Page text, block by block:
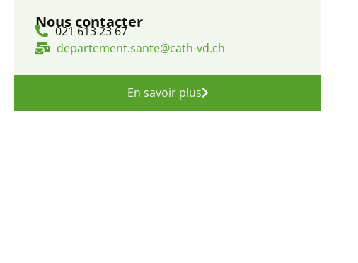
Nous contacter
021 613 23 67
departement.sante@cath-vd.ch
En savoir plus